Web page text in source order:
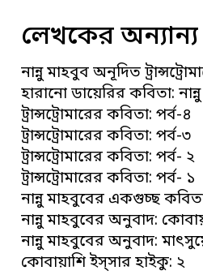
লেখকের
নান্নু মাহবুব অনূদিত
হারানো ডায়েরির কবিতা:
ট্রান্সট্রোমারের কবিতা: পর্ব-৪
ট্রান্সট্রোমারের কবিতা: পর্ব-৩
ট্রান্সট্রোমারের কবিতা: পর্ব- ২
ট্রান্সট্রোমারের কবিতা: পর্ব- ১
নান্নু মাহবুবের একগুচ্ছ
নান্নু মাহবুবের অনুবাদ:
নান্নু মাহবুবের অনুবাদ:
কোবায়াশি ইস্সার হাইকু: ২